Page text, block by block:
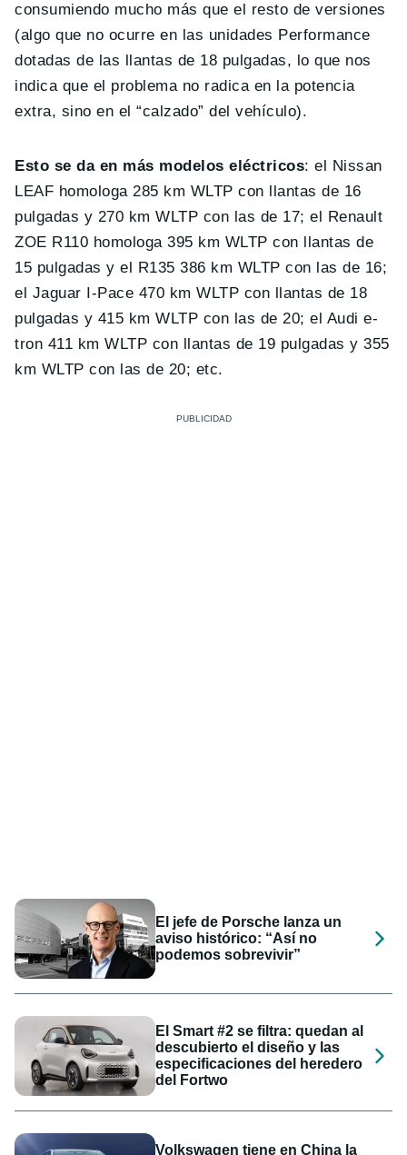
consumiendo mucho más que el resto de versiones
(algo que no ocurre en las unidades Performance
dotadas de las llantas de 18 pulgadas, lo que nos
indica que el problema no radica en la potencia
extra, sino en el “calzado” del vehículo).
Esto se da en más modelos eléctricos: el Nissan
LEAF homologa 285 km WLTP con llantas de 16
pulgadas y 270 km WLTP con las de 17; el Renault
ZOE R110 homologa 395 km WLTP con llantas de
15 pulgadas y el R135 386 km WLTP con las de 16;
el Jaguar I-Pace 470 km WLTP con llantas de 18
pulgadas y 415 km WLTP con las de 20; el Audi e-
tron 411 km WLTP con llantas de 19 pulgadas y 355
km WLTP con las de 20; etc.
El jefe de Porsche lanza un
aviso histórico: “Así no
podemos sobrevivir”
El Smart #2 se filtra: quedan al
descubierto el diseño y las
especificaciones del heredero
del Fortwo
Volkswagen tiene en China la